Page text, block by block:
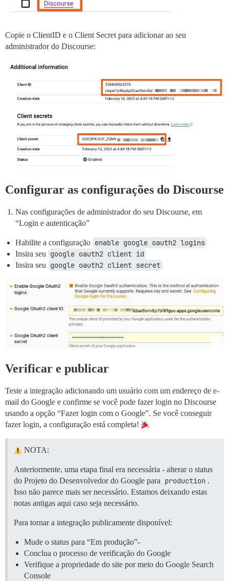
Copie o ClientID e o Client Secret para adicionar ao seu
administrador do Discourse:
Configurar as configurações do Discourse
Nas configurações de administrador do seu Discourse, em
“Login e autenticação”
Habilite a configuração enable google oauth2 logins
Insira seu google oauth2 client id
Insira seu google oauth2 client secret
Verificar e publicar
Teste a integração adicionando um usuário com um endereço de e-
mail do Google e confirme se você pode fazer login no Discourse
usando a opção “Fazer login com o Google”. Se você conseguir
fazer login, a configuração está completa!
NOTA:
Anteriormente, uma etapa final era necessária - alterar o status
do Projeto do Desenvolvedor do Google para production .
Isso não parece mais ser necessário. Estamos deixando estas
notas antigas aqui caso seja necessário.
Para tornar a integração publicamente disponível:
Mude o status para “Em produção”-
Conclua o processo de verificação do Google
Verifique a propriedade do site por meio do Google Search
Console